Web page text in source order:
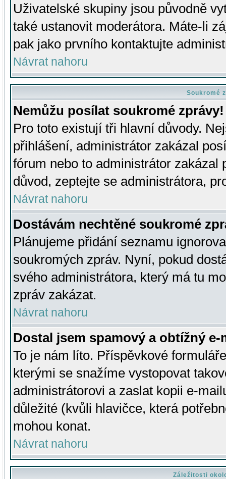
Uživatelské skupiny jsou původně
také ustanovit moderátora. Máte-li
pak jako prvního kontaktujte
Návrat nahoru
Soukromé
Nemůžu posílat soukromé zprávy!
Pro toto existují tři hlavní důvody.
přihlášení, administrátor zakázal
fórum nebo to administrátor zakázal
důvod, zeptejte se administrátora,
Návrat nahoru
Dostávám nechtěné soukromé
Plánujeme přidání seznamu
soukromých zpráv. Nyní, pokud
svého administrátora, který má tu
zpráv zakázat.
Návrat nahoru
Dostal jsem spamový a obtížný
To je nám líto. Příspěvkové
kterými se snažíme vystopovat
administrátorovi a zaslat kopii e-
důležité (kvůli hlavičce, která
mohou konat.
Návrat nahoru
Záležitosti